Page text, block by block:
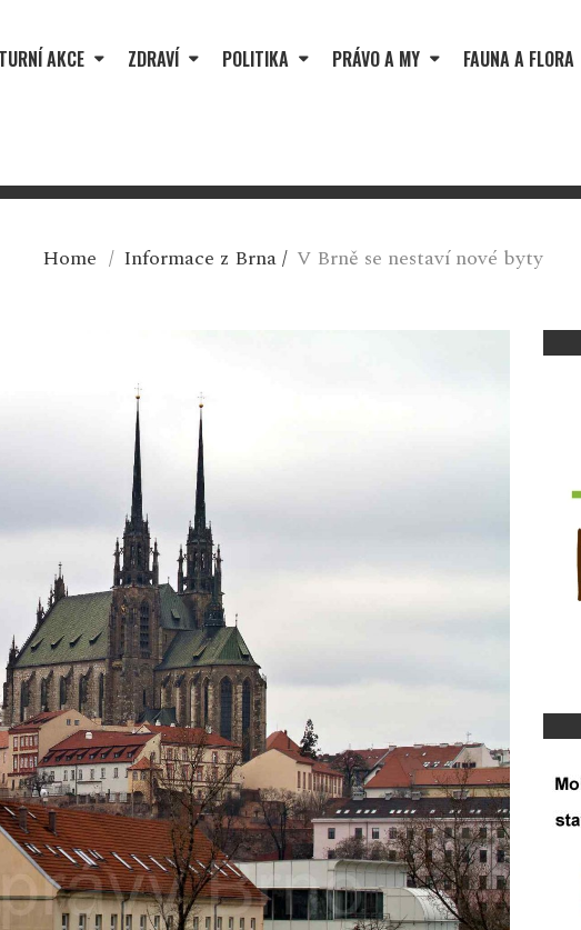
AKCE ZDRAVÍ POLITIKA PRÁVO A MY FAUNA A FLORA
Home / Informace z Brna/ V Brně se nestaví nové byty